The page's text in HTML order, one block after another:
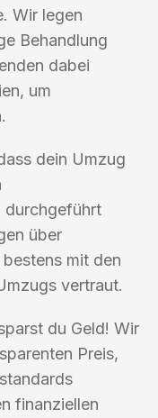
Wir legen
Behandlung
dabei
um
dein Umzug
durchgeführt
über
mit den
vertraut.
du Geld! Wir
Preis,
finanziellen